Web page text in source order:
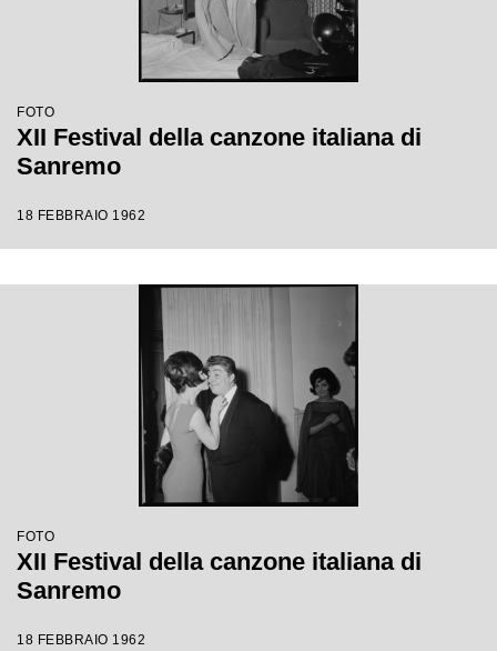
FOTO
XII Festival della canzone italiana di
Sanremo
18 FEBBRAIO 1962
FOTO
XII Festival della canzone italiana di
Sanremo
18 FEBBRAIO 1962